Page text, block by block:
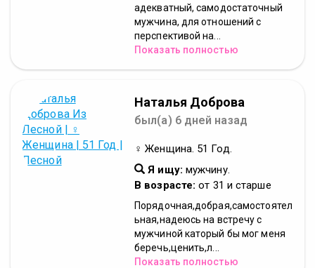
адекватный, самодостаточный
мужчина, для отношений с
перспективой на...
Показать полностью
Наталья Доброва
был(а) 6 дней назад
♀ Женщина. 51 Год.
Я ищу: мужчину.
В возрасте: от 31 и старше
Порядочная,добрая,самостоятел
ьная,надеюсь на встречу с
мужчиной каторый бы мог меня
беречь,ценить,л...
Показать полностью